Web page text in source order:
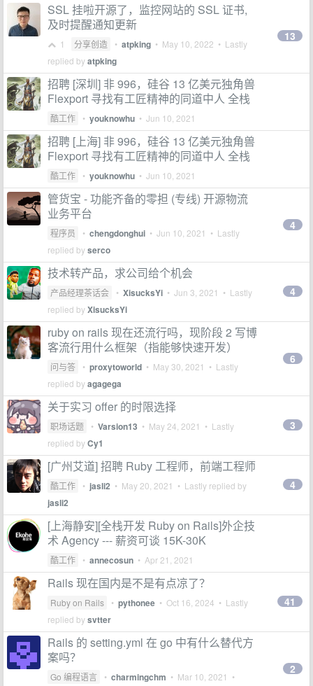
SSL 挂啦开源了，监控网站的 SSL 证书,
及时提醒通知更新
1 分享创造 • atpking • May 10, 2022 • Lastly
replied byatpking
13
招聘 [深圳] 非 996，硅谷 13 亿美元独角兽
Flexport 寻找有工匠精神的同道中人 全栈
酷工作 • youknowhu • Jun 10, 2021
招聘 [上海] 非 996，硅谷 13 亿美元独角兽
Flexport 寻找有工匠精神的同道中人 全栈
酷工作 • youknowhu • Jun 10, 2021
管货宝 - 功能齐备的零担 (专线) 开源物流
业务平台
程序员 • chengdonghui • Jun 10, 2021 • Lastly
replied byserco
4
技术转产品，求公司给个机会
产品经理茶话会 • XisucksYi • Jun 3, 2021 • Lastly
replied byXisucksYi
4
ruby on rails 现在还流行吗，现阶段 2 写博
客流行用什么框架（指能够快速开发）
问与答 • proxytoworld • May 30, 2021 • Lastly
replied byagagega
6
关于实习 offer 的时限选择
职场话题 • Varsion13 • May 24, 2021 • Lastly
replied byCy1
3
[广州艾道] 招聘 Ruby 工程师，前端工程师
酷工作 • jasli2 • May 20, 2021 • Lastly replied by
jasli2
4
[上海静安][全栈开发 Ruby on Rails]外企技
术 Agency --- 薪资可谈 15K-30K
酷工作 • annecosun • Apr 21, 2021
Rails 现在国内是不是有点凉了？
Ruby on Rails • pythonee • Oct 16, 2024 • Lastly
replied bysvtter
41
Rails 的 setting.yml 在 go 中有什么替代方
案吗？
Go 编程语言 • charmingchm • Mar 10, 2021 •
2